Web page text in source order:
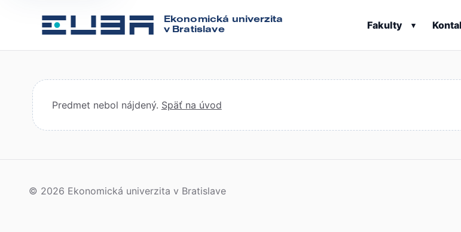
Ekonomická univerzita
v Bratislave
Fakulty ▾
Predmet nebol nájdený. Späť na úvod
© 2026 Ekonomická univerzita v Bratislave